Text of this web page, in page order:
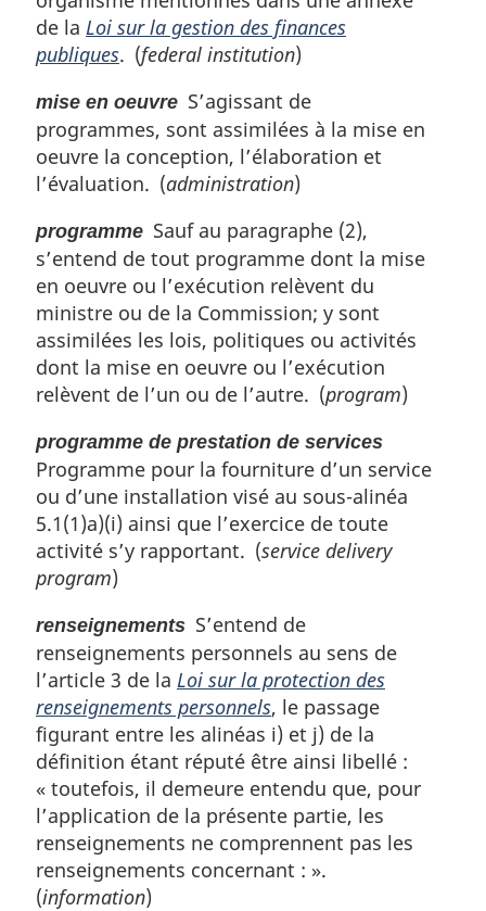
de la Loi sur la gestion des finances
publiques. (federal institution)
mise en oeuvre S’agissant de
programmes, sont assimilées à la mise en
oeuvre la conception, l’élaboration et
l’évaluation. (administration)
programme Sauf au paragraphe (2),
s’entend de tout programme dont la mise
en oeuvre ou l’exécution relèvent du
ministre ou de la Commission; y sont
assimilées les lois, politiques ou activités
dont la mise en oeuvre ou l’exécution
relèvent de l’un ou de l’autre. (program)
programme de prestation de services
Programme pour la fourniture d’un service
ou d’une installation visé au sous-alinéa
5.1(1)a)(i) ainsi que l’exercice de toute
activité s’y rapportant. (service delivery
program)
renseignements S’entend de
renseignements personnels au sens de
l’article 3 de la Loi sur la protection des
renseignements personnels, le passage
figurant entre les alinéas i) et j) de la
définition étant réputé être ainsi libellé :
« toutefois, il demeure entendu que, pour
l’application de la présente partie, les
renseignements ne comprennent pas les
renseignements concernant : ».
(information)